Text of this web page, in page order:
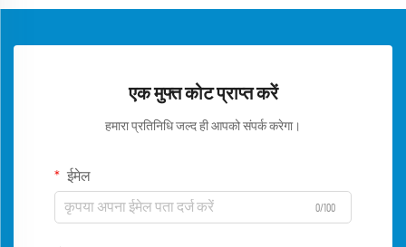
एक मुफ्त कोट प्राप्त करें
हमारा प्रतिनिधि जल्द ही आपको संपर्क करेगा।
ईमेल
0/100